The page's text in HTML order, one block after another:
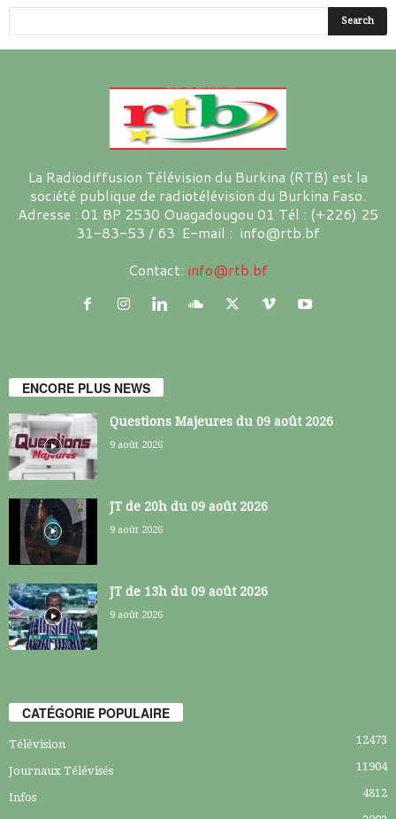
La Radiodiffusion Télévision du Burkina (RTB) est la
société publique de radiotélévision du Burkina Faso.
Adresse : 01 BP 2530 Ouagadougou 01 Tél : (+226) 25
31-83-53 / 63 E-mail : info@rtb.bf
Contact: info@rtb.bf
ENCORE PLUS NEWS
Questions Majeures du 09 août 2026
9 août 2026
JT de 20h du 09 août 2026
9 août 2026
JT de 13h du 09 août 2026
9 août 2026
CATÉGORIE POPULAIRE
Télévision 12473
Journaux Télévisés 11904
Infos 4812